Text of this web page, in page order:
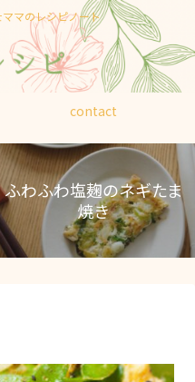
マのレシピノート
contact
ふわふわ塩麹のネギたま
焼き